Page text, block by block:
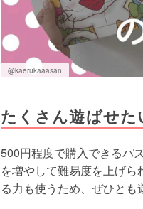
@kaerukaaasan
たくさん遊ばせ
500円程度で購入できるパ
を増やして難易度を上げ
る力も使うため、ぜひとも